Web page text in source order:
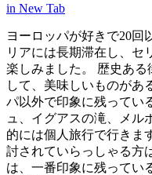
in New Tab
ヨーロッパが好きで20回
リアには長期滞在し、セ
楽しみました。 歴史あ
して、美味しいものがあ
パ以外で印象に残ってい
ュ、イグアスの滝、メル
的には個人旅行で行きま
討されていらっしゃる方
は、一番印象に残ってい